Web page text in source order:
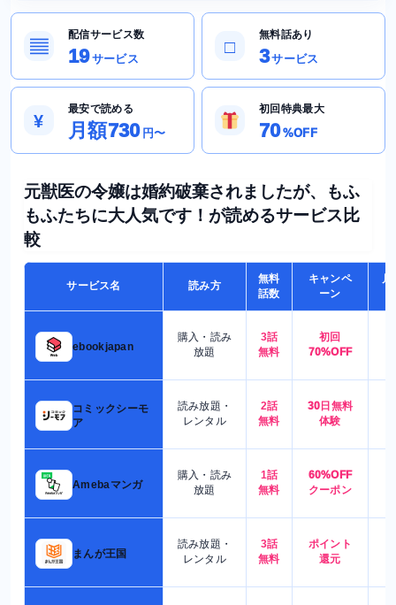
▤
配信サービス数
19サービス
□
無料話あり
3サービス
¥
最安で読める
月額730 円〜
初回特典最大
70%OFF
元獣医の令嬢は婚約破棄されましたが、もふ
もふたちに大人気です！が読めるサービス比
較
サービス名 読み方
無料
話数
キャンペ
ーン
月
ebookjapan
購入・読み
放題
3話
無料
初回
70%OFF
コミックシーモ
ア
読み放題・
レンタル
2話
無料
30日無料
体験
Amebaマンガ
購入・読み
放題
1話
無料
60%OFF
クーポン
まんが王国
読み放題・
レンタル
3話
無料
ポイント
還元